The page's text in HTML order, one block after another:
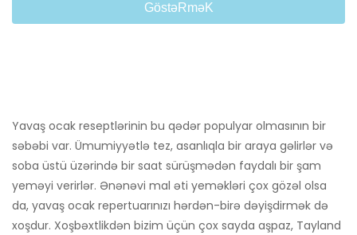
GöstəRməK
Yavaş ocak reseptlərinin bu qədər populyar olmasının bir
səbəbi var. Ümumiyyətlə tez, asanlıqla bir araya gəlirlər və
soba üstü üzərində bir saat sürüşmədən faydalı bir şam
yeməyi verirlər. Ənənəvi mal əti yeməkləri çox gözəl olsa
da, yavaş ocak repertuarınızı hərdən-birə dəyişdirmək də
xoşdur. Xoşbəxtlikdən bizim üçün çox sayda aşpaz, Tayland